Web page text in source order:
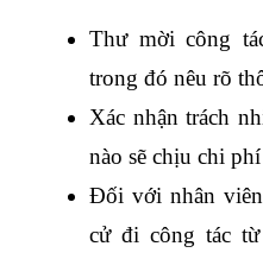
Thư mời công
trong đó nêu rõ
Xác nhận trách
nào sẽ chịu chi
Đối với nhân
cử đi công tác